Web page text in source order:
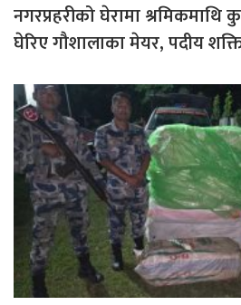
नगरप्रहरीको घेरामा
घेरिए गौशालाका मेयर, पदीय